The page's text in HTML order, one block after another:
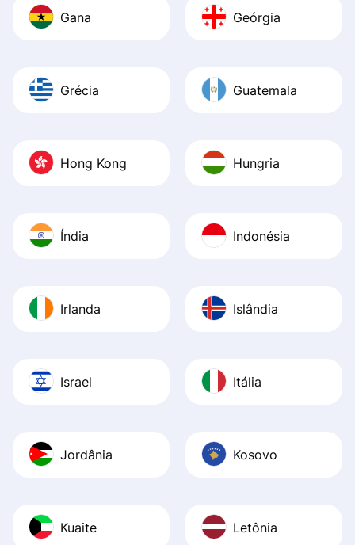
Gana Geórgia
Grécia Guatemala
Hong Kong Hungria
Índia Indonésia
Irlanda Islândia
Israel Itália
Jordânia Kosovo
Kuaite Letônia